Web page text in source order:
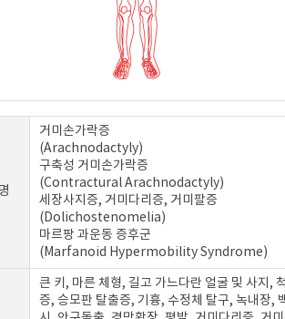
거미손가락증
(Arachnodactyly)
구축성 거미손가락증
(Contractural Arachnodactyly)
세장사지증, 거미다리증, 거미팔증
(Dolichostenomelia)
마르팡 과운동 증후군
(Marfanoid Hypermobility Syndrome)
큰 키, 마른 체형, 길고 가느다란 얼굴 및 사지,
증, 승모판 탈출증, 기흉, 수정체 탈구, 녹내장,